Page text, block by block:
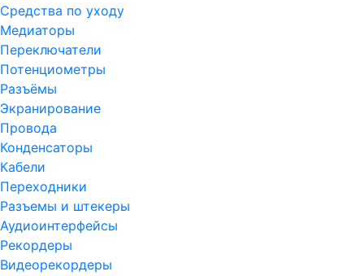
Средства по уходу
Медиаторы
Переключатели
Потенциометры
Разъёмы
Экранирование
Провода
Конденсаторы
Кабели
Переходники
Разъемы и штекеры
Аудиоинтерфейсы
Рекордеры
Видеорекордеры